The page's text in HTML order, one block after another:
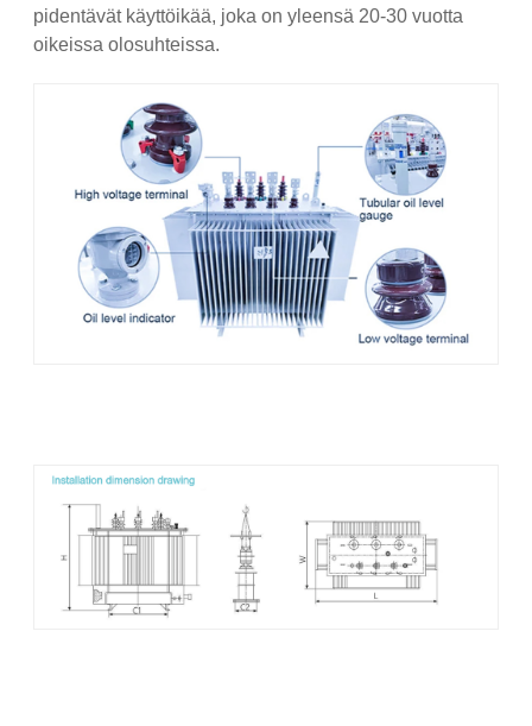
pidentävät käyttöikää, joka on yleensä 20-30 vuotta
oikeissa olosuhteissa.